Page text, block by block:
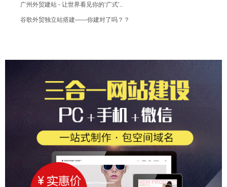
广州外贸建站 - 让世界看见你的‘广式’..
谷歌外贸独立站搭建——你建对了吗？？
英文网站设计 - 视觉设计要点！
英文网站建设 - 内容排版
中英文网站制作 / 需要多少费用？
google英文网站制作 - 保持网站的..
广州外贸建站如何设计？欧美网站注重细节点..
海外独立站搭建 - 英文网站建设